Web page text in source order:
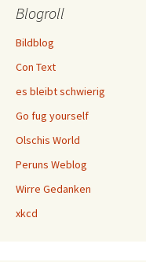
Blogroll
Bildblog
Con Text
es bleibt schwierig
Go fug yourself
Olschis World
Peruns Weblog
Wirre Gedanken
xkcd